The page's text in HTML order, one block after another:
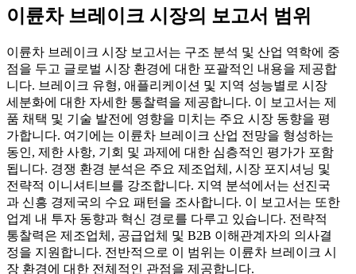
이륜차 브레이크 시장의 보고서 범위
이륜차 브레이크 시장 보고서는 구조 분석 및 산업 역학에 중
점을 두고 글로벌 시장 환경에 대한 포괄적인 내용을 제공합
니다. 브레이크 유형, 애플리케이션 및 지역 성능별로 시장
세분화에 대한 자세한 통찰력을 제공합니다. 이 보고서는 제
품 채택 및 기술 발전에 영향을 미치는 주요 시장 동향을 평
가합니다. 여기에는 이륜차 브레이크 산업 전망을 형성하는
동인, 제한 사항, 기회 및 과제에 대한 심층적인 평가가 포함
됩니다. 경쟁 환경 분석은 주요 제조업체, 시장 포지셔닝 및
전략적 이니셔티브를 강조합니다. 지역 분석에서는 선진국
과 신흥 경제국의 수요 패턴을 조사합니다. 이 보고서는 또한
업계 내 투자 동향과 혁신 경로를 다루고 있습니다. 전략적
통찰력은 제조업체, 공급업체 및 B2B 이해관계자의 의사결
정을 지원합니다. 전반적으로 이 범위는 이륜차 브레이크 시
장 환경에 대한 전체적인 관점을 제공합니다.